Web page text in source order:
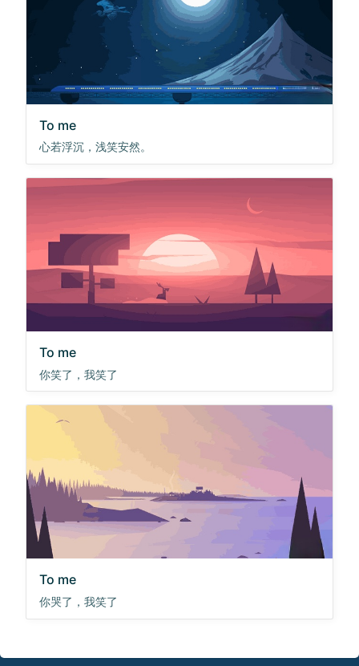
To me
心若浮沉，浅笑安然。
To me
你笑了，我笑了
To me
你哭了，我笑了